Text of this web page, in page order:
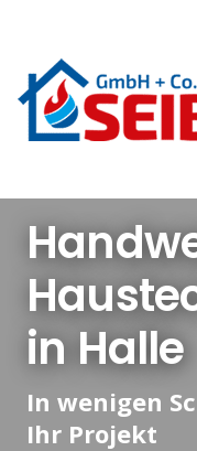
in Halle
In wenigen
Ihr Projekt